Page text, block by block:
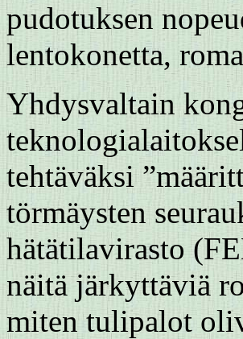
pudotuksen
lentokonetta,
Yhdysvaltain
tehtäväksi
törmäysten
hätätilavirasto
näitä järkyttäviä
miten tulipalot